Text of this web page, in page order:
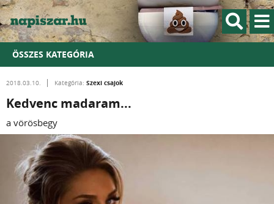
ÖSSZES KATEGÓRIA
2018.03.10. Kategória: Szexi csajok
Kedvenc madaram...
a vörösbegy